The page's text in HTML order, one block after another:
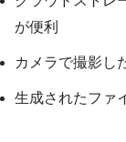
が便利
カメラで撮影し
生成されたファ